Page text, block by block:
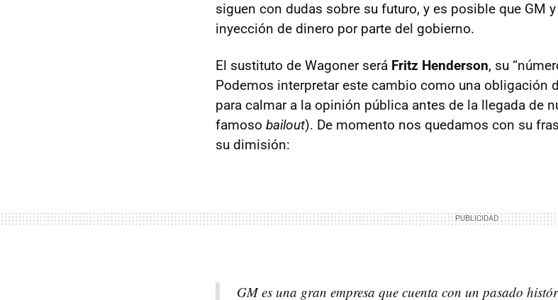
siguen con dudas sobre su futuro, y es posible que GM
inyección de dinero por parte del gobierno.
El sustituto de Wagoner será Fritz Henderson, su
Podemos interpretar este cambio como una obligación
para calmar a la opinión pública antes de la llegada de
famoso bailout). De momento nos quedamos con su
su dimisión:
GM es una gran empresa que cuenta con un pasado